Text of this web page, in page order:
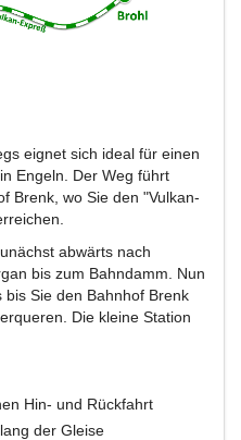
eignet sich ideal für einen
Engeln. Der Weg führt
Brenk, wo Sie den "Vulkan-
abwärts nach
bis zum Bahndamm. Nun
Sie den Bahnhof Brenk
Die kleine Station
Hin- und Rückfahrt
der Gleise